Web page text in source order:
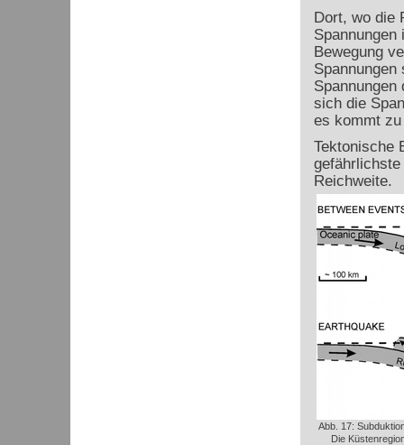
Dort, wo die
Bewegung
sich die
es kommt
Tektonische
Reichweite.
Abb. 17:
Die